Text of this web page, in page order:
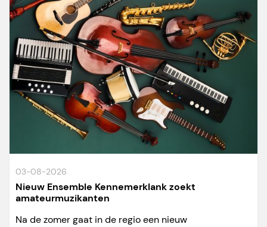
03-08-2026
Nieuw Ensemble Kennemerklank zoekt
amateurmuzikanten
Na de zomer gaat in de regio een nieuw